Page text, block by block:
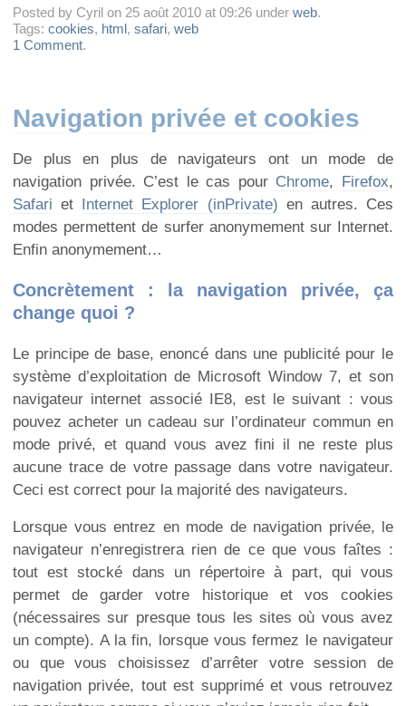
Posted by Cyril on 25 août 2010 at 09:26 under web.
Tags: cookies, html, safari, web
1 Comment.
Navigation privée et cookies
De plus en plus de navigateurs ont un mode de
navigation privée. C’est le cas pour Chrome, Firefox,
Safari et Internet Explorer (inPrivate) en autres. Ces
modes permettent de surfer anonymement sur Internet.
Enfin anonymement…
Concrètement : la navigation privée, ça
change quoi ?
Le principe de base, enoncé dans une publicité pour le
système d’exploitation de Microsoft Window 7, et son
navigateur internet associé IE8, est le suivant : vous
pouvez acheter un cadeau sur l’ordinateur commun en
mode privé, et quand vous avez fini il ne reste plus
aucune trace de votre passage dans votre navigateur.
Ceci est correct pour la majorité des navigateurs.
Lorsque vous entrez en mode de navigation privée, le
navigateur n’enregistrera rien de ce que vous faîtes :
tout est stocké dans un répertoire à part, qui vous
permet de garder votre historique et vos cookies
(nécessaires sur presque tous les sites où vous avez
un compte). A la fin, lorsque vous fermez le navigateur
ou que vous choisissez d’arrêter votre session de
navigation privée, tout est supprimé et vous retrouvez